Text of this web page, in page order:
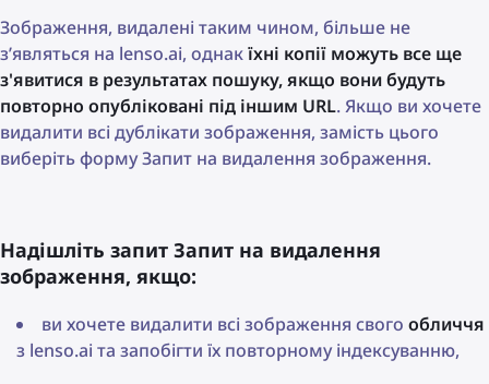
Зображення, видалені таким чином, більше не
з’являться на lenso.ai, однакїхні копії можуть все ще
з'явитися в результатах пошуку, якщо вони будуть
повторно опубліковані під іншим URL. Якщо ви хочете
видалити всі дублікати зображення, замість цього
виберіть форму Запит на видалення зображення.
Надішліть запит Запит на видалення
зображення, якщо:
ви хочете видалити всі зображення свого обличчя
з lenso.ai та запобігти їх повторному індексуванню,